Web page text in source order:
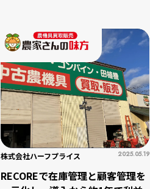
株式会社ハーフプライス 2025.05.19
RECOREで在庫管理と顧客管理を